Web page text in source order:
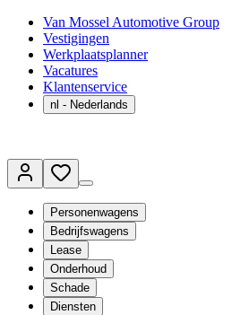
Van Mossel Automotive Group
Vestigingen
Werkplaatsplanner
Vacatures
Klantenservice
nl - Nederlands
Personenwagens
Bedrijfswagens
Lease
Onderhoud
Schade
Diensten